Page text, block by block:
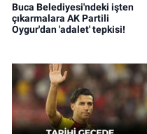
Buca Belediyesi'ndeki işten
çıkarmalara AK Partili
Oygur'dan 'adalet' tepkisi!